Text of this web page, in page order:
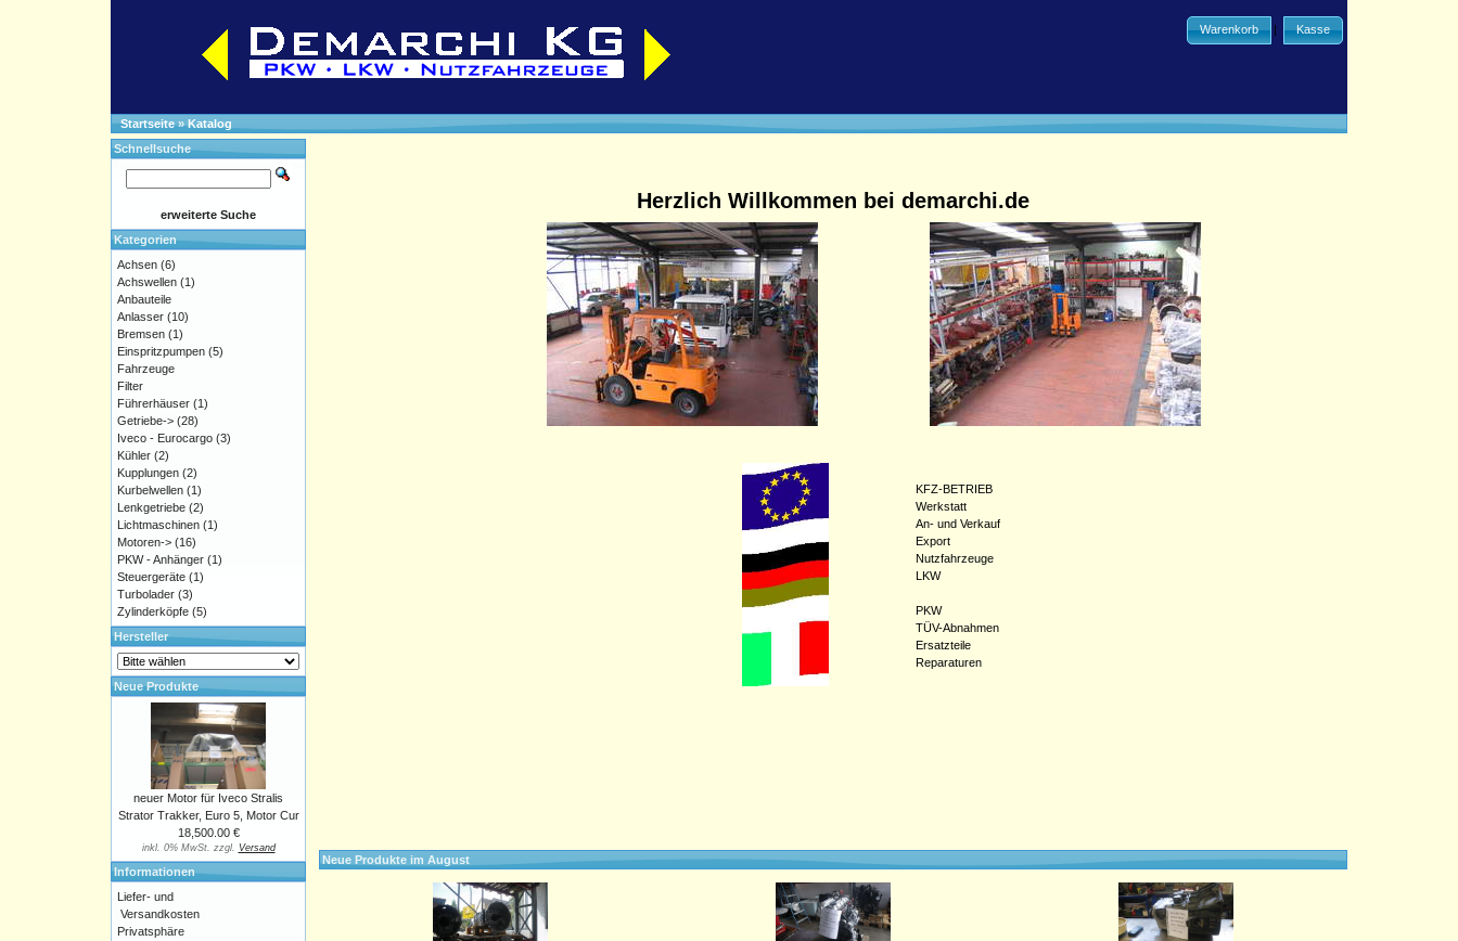
Warenkorb | Kasse
Startseite»Katalog
Herzlich Willkommen bei demarchi.de
KFZ-BETRIEB
Werkstatt
An- und Verkauf
Export
Nutzfahrzeuge
LKW
PKW
TÜV-Abnahmen
Ersatzteile
Reparaturen
Neue Produkte im August
Schnellsuche
erweiterte Suche
Kategorien
Achsen (6)
Achswellen (1)
Anbauteile
Anlasser (10)
Bremsen (1)
Einspritzpumpen (5)
Fahrzeuge
Filter
Führerhäuser (1)
Getriebe-> (28)
Iveco - Eurocargo (3)
Kühler (2)
Kupplungen (2)
Kurbelwellen (1)
Lenkgetriebe (2)
Lichtmaschinen (1)
Motoren-> (16)
PKW - Anhänger (1)
Steuergeräte (1)
Turbolader (3)
Zylinderköpfe (5)
Hersteller
Neue Produkte
neuer Motor für Iveco Stralis
Strator Trakker, Euro 5, Motor Cur
18,500.00 €
inkl. 0% MwSt. zzgl. Versand
Informationen
Liefer- und
Versandkosten
Privatsphäre